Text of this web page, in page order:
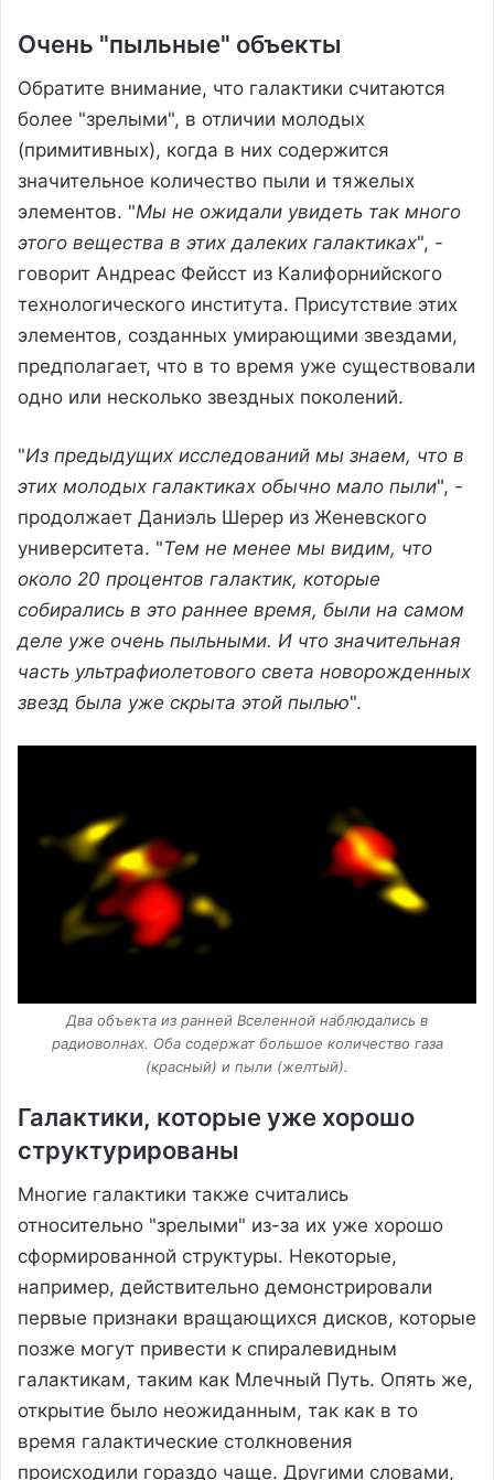
Очень "пыльные" объекты
Обратите внимание, что галактики считаются
более "зрелыми", в отличии молодых
(примитивных), когда в них содержится
значительное количество пыли и тяжелых
элементов. "Мы не ожидали увидеть так много
этого вещества в этих далеких галактиках", -
говорит Андреас Фейсст из Калифорнийского
технологического института. Присутствие этих
элементов, созданных умирающими звездами,
предполагает, что в то время уже существовали
одно или несколько звездных поколений.
"Из предыдущих исследований мы знаем, что в
этих молодых галактиках обычно мало пыли", -
продолжает Даниэль Шерер из Женевского
университета. "Тем не менее мы видим, что
около 20 процентов галактик, которые
собирались в это раннее время, были на самом
деле уже очень пыльными. И что значительная
часть ультрафиолетового света новорожденных
звезд была уже скрыта этой пылью".
Два объекта из ранней Вселенной наблюдались в
радиоволнах. Оба содержат большое количество газа
(красный) и пыли (желтый).
Галактики, которые уже хорошо
структурированы
Многие галактики также считались
относительно "зрелыми" из-за их уже хорошо
сформированной структуры. Некоторые,
например, действительно демонстрировали
первые признаки вращающихся дисков, которые
позже могут привести к спиралевидным
галактикам, таким как Млечный Путь. Опять же,
открытие было неожиданным, так как в то
время галактические столкновения
происходили гораздо чаще. Другими словами,